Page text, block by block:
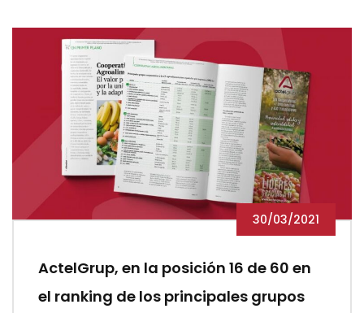
30/03/2021
ActelGrup, en la posición 16 de 60 en
el ranking de los principales grupos